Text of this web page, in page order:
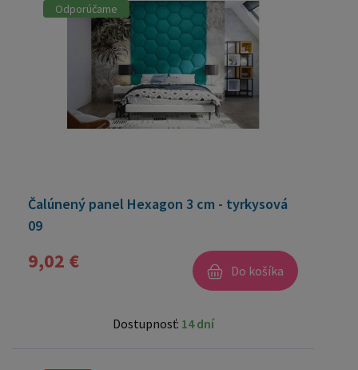
Odporúčame
Čalúnený panel Hexagon 3 cm - tyrkysová
09
9,02 € Do košíka
Dostupnosť: 14 dní